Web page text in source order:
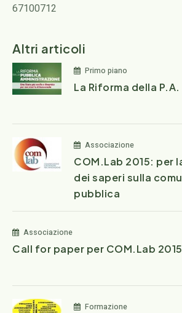
67100712
Altri articoli
Primo piano
La Riforma della P.A.
Associazione
COM.Lab 2015: per
dei saperi sulla
pubblica
Associazione
Call for paper per COM.Lab 2015
Formazione